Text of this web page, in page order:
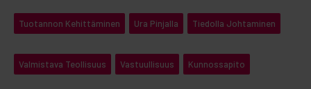
Tuotannon Kehittäminen Ura Pinjalla Tiedolla Johtaminen
Valmistava Teollisuus Vastuullisuus Kunnossapito